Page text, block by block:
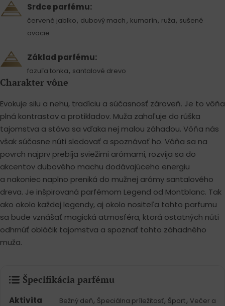
Srdce parfému:
červené jablko, dubový mach , kumarín, ruža, sušené
ovocie
Základ parfému:
fazuľa tonka, santalové drevo
Charakter vône
Evokuje silu a nehu, tradíciu a súčasnosť zároveň. Je to vôňa
plná kontrastov a protikladov. Muža zahaľuje do rúška
tajomstva a stáva sa vďaka nej malou záhadou. Vôňa nás
však súčasne núti sledovať a spoznávať ho. Vôňa sa na
povrch najprv prebíja sviežimi arómami, rozvíja sa do
akcentov dubového machu dodávajúceho energiu
a nakoniec naplno preniká do mužnej arómy santalového
dreva. Je inšpirovaná parfémom Legend od Montblanc. Tak
ako okolo každej legendy, aj okolo nositeľa tohto parfumu
sa bude vznášať magická atmosféra, ktorá ostatných núti
odhrnúť obláčik tajomstva a spoznať tohto záhadného
muža.
Špecifikácia parfému
Aktivita Bežný deň, Špeciálna príležitosť, Šport, Večer a